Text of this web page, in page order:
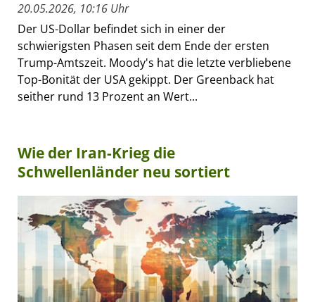
20.05.2026, 10:16 Uhr
Der US-Dollar befindet sich in einer der
schwierigsten Phasen seit dem Ende der ersten
Trump-Amtszeit. Moody's hat die letzte verbliebene
Top-Bonität der USA gekippt. Der Greenback hat
seither rund 13 Prozent an Wert...
Wie der Iran-Krieg die
Schwellenländer neu sortiert